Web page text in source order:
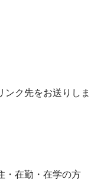
ンク先をお送りしま
・在勤・在学の方